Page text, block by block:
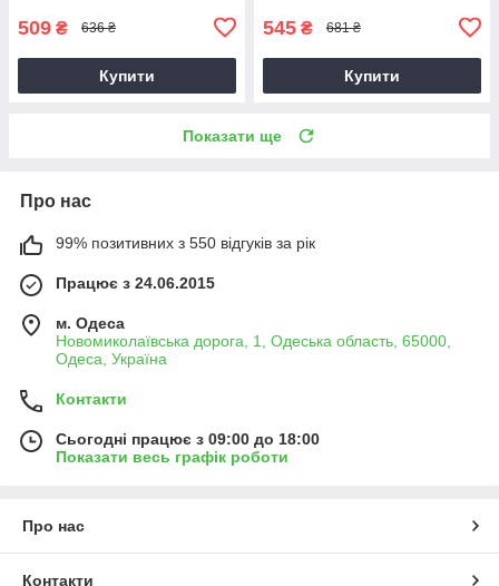
509 ₴ 636 ₴
Купити
545 ₴ 681 ₴
Купити
Показати ще
Про нас
99% позитивних з 550 відгуків за рік
Працює з 24.06.2015
м. Одеса
Новомиколаївська дорога, 1, Одеська область, 65000,
Одеса, Україна
Контакти
Сьогодні працює з 09:00 до 18:00
Показати весь графік роботи
Про нас
Контакти